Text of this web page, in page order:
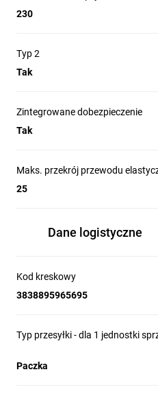
230
Typ 2
Tak
Zintegrowane dobezpieczenie
Tak
Maks. przekrój przewodu
25
Dane logistyczne
Kod kreskowy
3838895965695
Typ przesyłki - dla 1 jednostki
Paczka